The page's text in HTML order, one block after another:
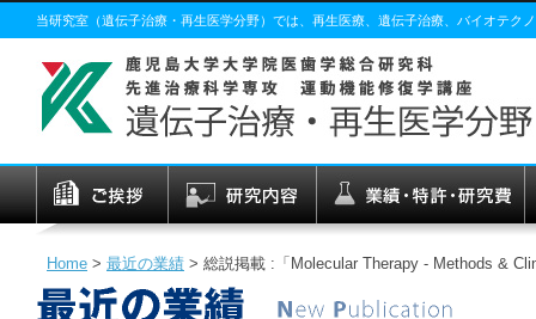
当研究室（遺伝子治療・再生医学分野）では、再生医療、遺伝子治療、バイオテク
Home > 最近の業績 > 総説掲載 :「Molecular Therapy - Methods &